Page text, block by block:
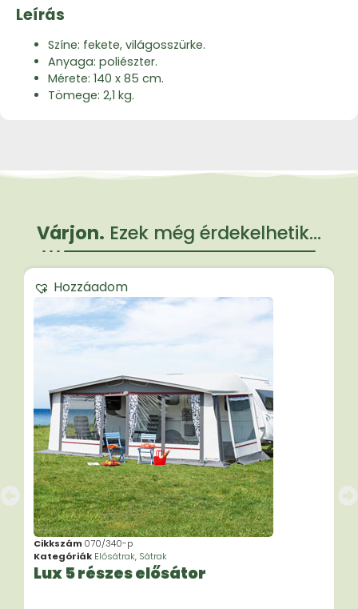
Leírás
Színe: fekete, világosszürke.
Anyaga: poliészter.
Mérete: 140 x 85 cm.
Tömege: 2,1 kg.
Várjon. Ezek még érdekelhetik...
Hozzáadom
Cikkszám 070/340-p
Kategóriák Elősátrak, Sátrak
Lux 5 részes elősátor